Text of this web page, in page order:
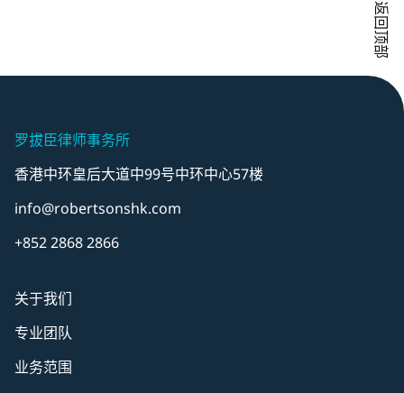
返回顶部
关于我们
专业团队
业务范围
罗拔臣律师事务所
香港中环皇后大道中99号中环中心57楼
info@robertsonshk.com
+852 2868 2866